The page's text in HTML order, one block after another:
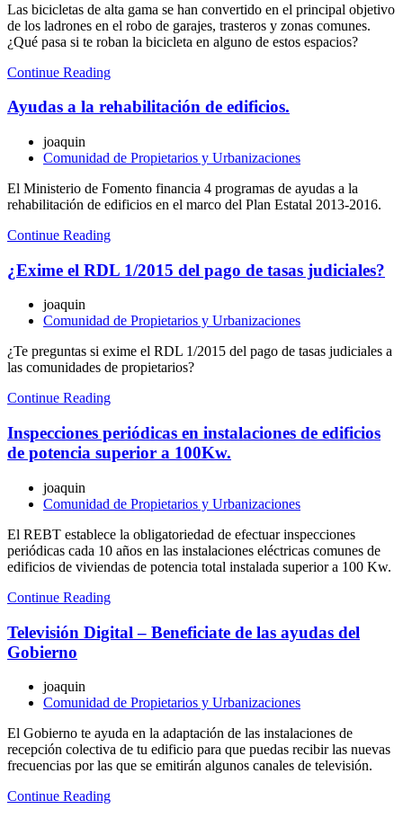
Las bicicletas de alta gama se han convertido en el principal objetivo
de los ladrones en el robo de garajes, trasteros y zonas comunes.
¿Qué pasa si te roban la bicicleta en alguno de estos espacios?
Continue Reading
Ayudas a la rehabilitación de edificios.
joaquin
Comunidad de Propietarios y Urbanizaciones
El Ministerio de Fomento financia 4 programas de ayudas a la
rehabilitación de edificios en el marco del Plan Estatal 2013-2016.
Continue Reading
¿Exime el RDL 1/2015 del pago de tasas judiciales?
joaquin
Comunidad de Propietarios y Urbanizaciones
¿Te preguntas si exime el RDL 1/2015 del pago de tasas judiciales a
las comunidades de propietarios?
Continue Reading
Inspecciones periódicas en instalaciones de edificios
de potencia superior a 100Kw.
joaquin
Comunidad de Propietarios y Urbanizaciones
El REBT establece la obligatoriedad de efectuar inspecciones
periódicas cada 10 años en las instalaciones eléctricas comunes de
edificios de viviendas de potencia total instalada superior a 100 Kw.
Continue Reading
Televisión Digital – Beneficiate de las ayudas del
Gobierno
joaquin
Comunidad de Propietarios y Urbanizaciones
El Gobierno te ayuda en la adaptación de las instalaciones de
recepción colectiva de tu edificio para que puedas recibir las nuevas
frecuencias por las que se emitirán algunos canales de televisión.
Continue Reading